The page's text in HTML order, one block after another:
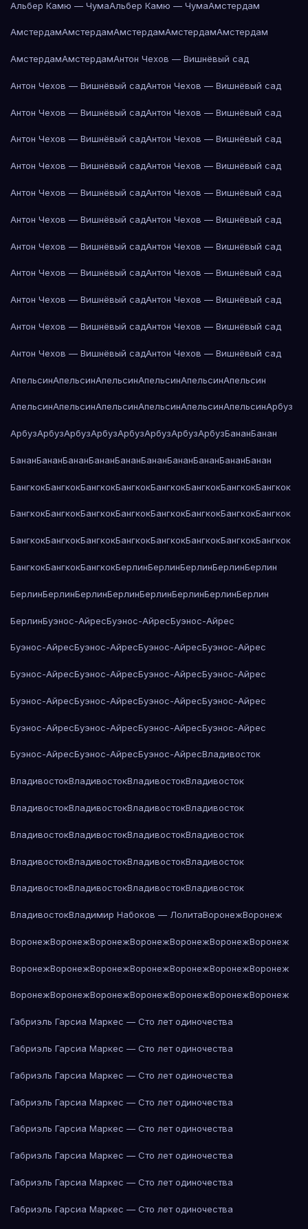
Альбер Камю — ЧумаАльбер Камю — ЧумаАмстердам
АмстердамАмстердамАмстердамАмстердамАмстердам
АмстердамАмстердамАнтон Чехов — Вишнёвый сад
Антон Чехов — Вишнёвый садАнтон Чехов — Вишнёвый сад
Антон Чехов — Вишнёвый садАнтон Чехов — Вишнёвый сад
Антон Чехов — Вишнёвый садАнтон Чехов — Вишнёвый сад
Антон Чехов — Вишнёвый садАнтон Чехов — Вишнёвый сад
Антон Чехов — Вишнёвый садАнтон Чехов — Вишнёвый сад
Антон Чехов — Вишнёвый садАнтон Чехов — Вишнёвый сад
Антон Чехов — Вишнёвый садАнтон Чехов — Вишнёвый сад
Антон Чехов — Вишнёвый садАнтон Чехов — Вишнёвый сад
Антон Чехов — Вишнёвый садАнтон Чехов — Вишнёвый сад
Антон Чехов — Вишнёвый садАнтон Чехов — Вишнёвый сад
Антон Чехов — Вишнёвый садАнтон Чехов — Вишнёвый сад
АпельсинАпельсинАпельсинАпельсинАпельсинАпельсин
АпельсинАпельсинАпельсинАпельсинАпельсинАпельсинАрбуз
АрбузАрбузАрбузАрбузАрбузАрбузАрбузАрбузБананБанан
БананБананБананБананБананБананБананБананБананБанан
БангкокБангкокБангкокБангкокБангкокБангкокБангкокБангкок
БангкокБангкокБангкокБангкокБангкокБангкокБангкокБангкок
БангкокБангкокБангкокБангкокБангкокБангкокБангкокБангкок
БангкокБангкокБангкокБерлинБерлинБерлинБерлинБерлин
БерлинБерлинБерлинБерлинБерлинБерлинБерлинБерлин
БерлинБуэнос-АйресБуэнос-АйресБуэнос-Айрес
Буэнос-АйресБуэнос-АйресБуэнос-АйресБуэнос-Айрес
Буэнос-АйресБуэнос-АйресБуэнос-АйресБуэнос-Айрес
Буэнос-АйресБуэнос-АйресБуэнос-АйресБуэнос-Айрес
Буэнос-АйресБуэнос-АйресБуэнос-АйресБуэнос-Айрес
Буэнос-АйресБуэнос-АйресБуэнос-АйресВладивосток
ВладивостокВладивостокВладивостокВладивосток
ВладивостокВладивостокВладивостокВладивосток
ВладивостокВладивостокВладивостокВладивосток
ВладивостокВладивостокВладивостокВладивосток
ВладивостокВладивостокВладивостокВладивосток
ВладивостокВладимир Набоков — ЛолитаВоронежВоронеж
ВоронежВоронежВоронежВоронежВоронежВоронежВоронеж
ВоронежВоронежВоронежВоронежВоронежВоронежВоронеж
ВоронежВоронежВоронежВоронежВоронежВоронежВоронеж
Габриэль Гарсиа Маркес — Сто лет одиночества
Габриэль Гарсиа Маркес — Сто лет одиночества
Габриэль Гарсиа Маркес — Сто лет одиночества
Габриэль Гарсиа Маркес — Сто лет одиночества
Габриэль Гарсиа Маркес — Сто лет одиночества
Габриэль Гарсиа Маркес — Сто лет одиночества
Габриэль Гарсиа Маркес — Сто лет одиночества
Габриэль Гарсиа Маркес — Сто лет одиночества